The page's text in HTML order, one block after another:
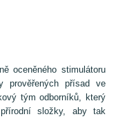
oceněného stimulátoru
prověřených přísad ve
tým odborníků, který
složky, aby tak